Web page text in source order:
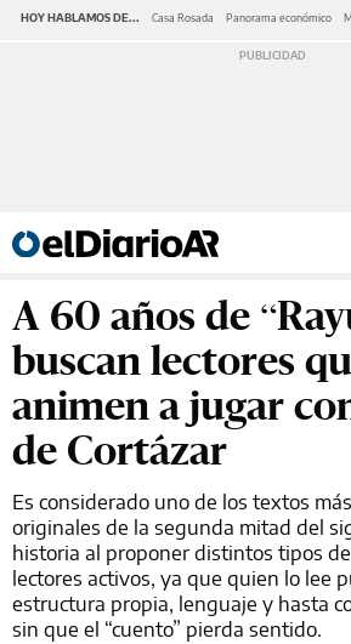
HOY HABLAMOS DE... Casa Rosada Panorama económico
A 60 años de
buscan lectores
animen a jugar
de Cortázar
Es considerado uno de los textos
originales de la segunda mitad del
historia al proponer distintos tipos de
lectores activos, ya que quien lo lee
estructura propia, lenguaje y hasta
sin que el “cuento” pierda sentido.